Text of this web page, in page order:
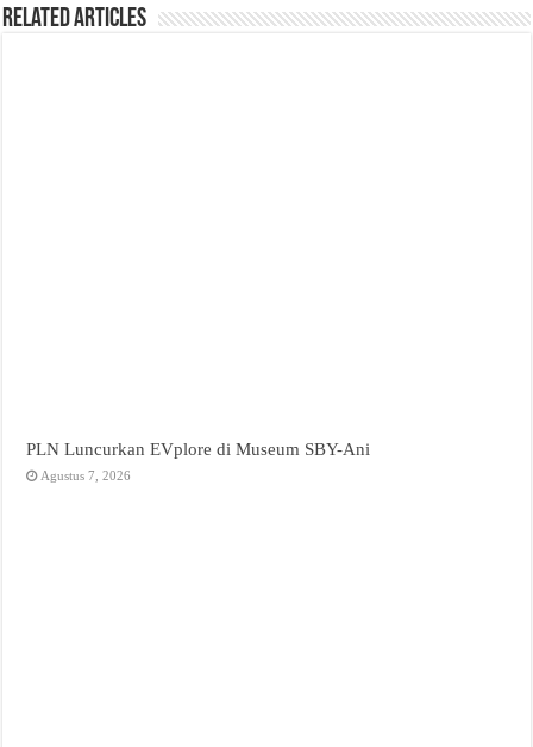
Related Articles
PLN Luncurkan EVplore di Museum SBY-Ani
Agustus 7, 2026